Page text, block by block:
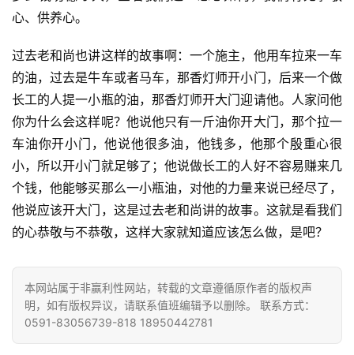
专
题
公
益
慈
善
佛
教
人
物
寺
院
巡
礼
登录 注册
心、供养心。
过去老和尚也讲这样的故事啊：一个施主，他用车拉来一车
的油，过去是牛车或者马车，那香灯师开小门，后来一个做
长工的人提一小瓶的油，那香灯师开大门迎请他。人家问他
你为什么会这样呢？他说他只有一斤油你开大门，那个拉一
车油你开小门，他说他很多油，他钱多，他那个殷重心很
小，所以开小门就足够了；他说做长工的人好不容易赚来几
个钱，他能够买那么一小瓶油，对他的力量来说已经尽了，
他说应该开大门，这是过去老和尚讲的故事。这就是看我们
的心恭敬与不恭敬，这样大家就知道应该怎么做，是吧？
本网站属于非赢利性网站，转载的文章遵循原作者的版权声
明，如有版权异议，请联系值班编辑予以删除。 联系方式：
0591-83056739-818 18950442781